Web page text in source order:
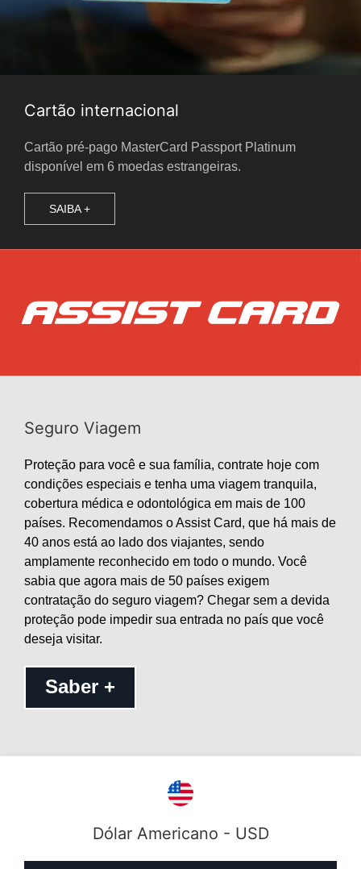
Cartão internacional
Cartão pré-pago MasterCard Passport Platinum
disponível em 6 moedas estrangeiras.
SAIBA +
Seguro Viagem
Proteção para você e sua família, contrate hoje com
condições especiais e tenha uma viagem tranquila,
cobertura médica e odontológica em mais de 100
países. Recomendamos o Assist Card, que há mais de
40 anos está ao lado dos viajantes, sendo
amplamente reconhecido em todo o mundo. Você
sabia que agora mais de 50 países exigem
contratação do seguro viagem? Chegar sem a devida
proteção pode impedir sua entrada no país que você
deseja visitar.
Saber +
Dólar Americano - USD